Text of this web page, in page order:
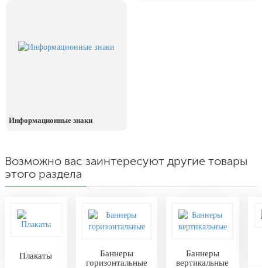
28 июля, День Крещения Руси
Информационные знаки
Возможно вас заинтересуют другие товары
этого раздела
Плакаты
Баннеры
горизонтальные
Баннеры
вертикальные